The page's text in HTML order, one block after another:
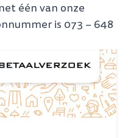
één van onze
is 073 – 648